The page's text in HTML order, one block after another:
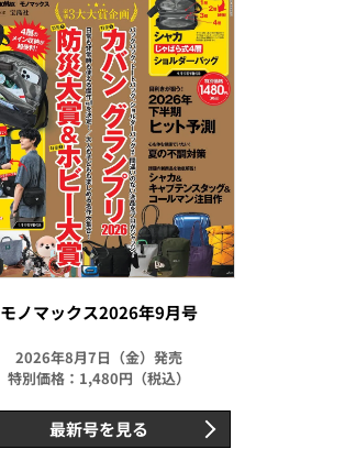
モノマックス2026年9月号
2026年8月7日（金）発売
特別価格：1,480円（税込）
最新号を見る